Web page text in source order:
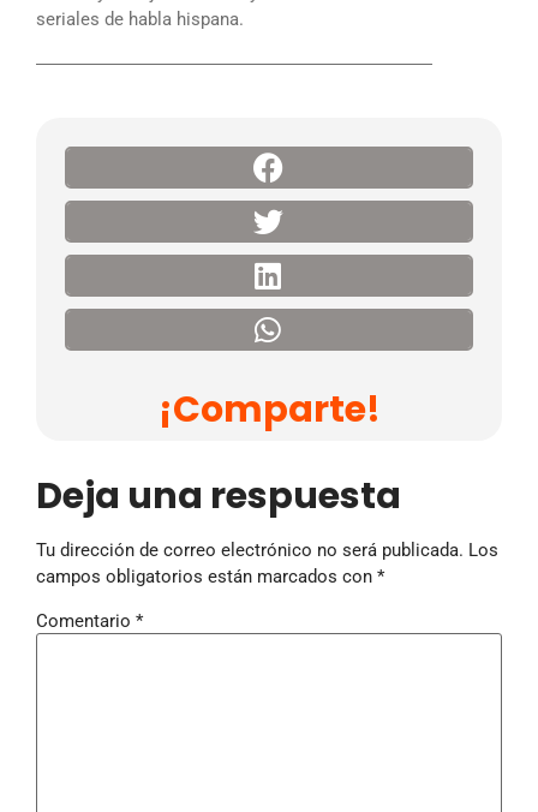
seriales de habla hispana.
――――――――――――――――――――――
¡Comparte!
Deja una respuesta
Tu dirección de correo electrónico no será publicada. Los
campos obligatorios están marcados con *
Comentario *